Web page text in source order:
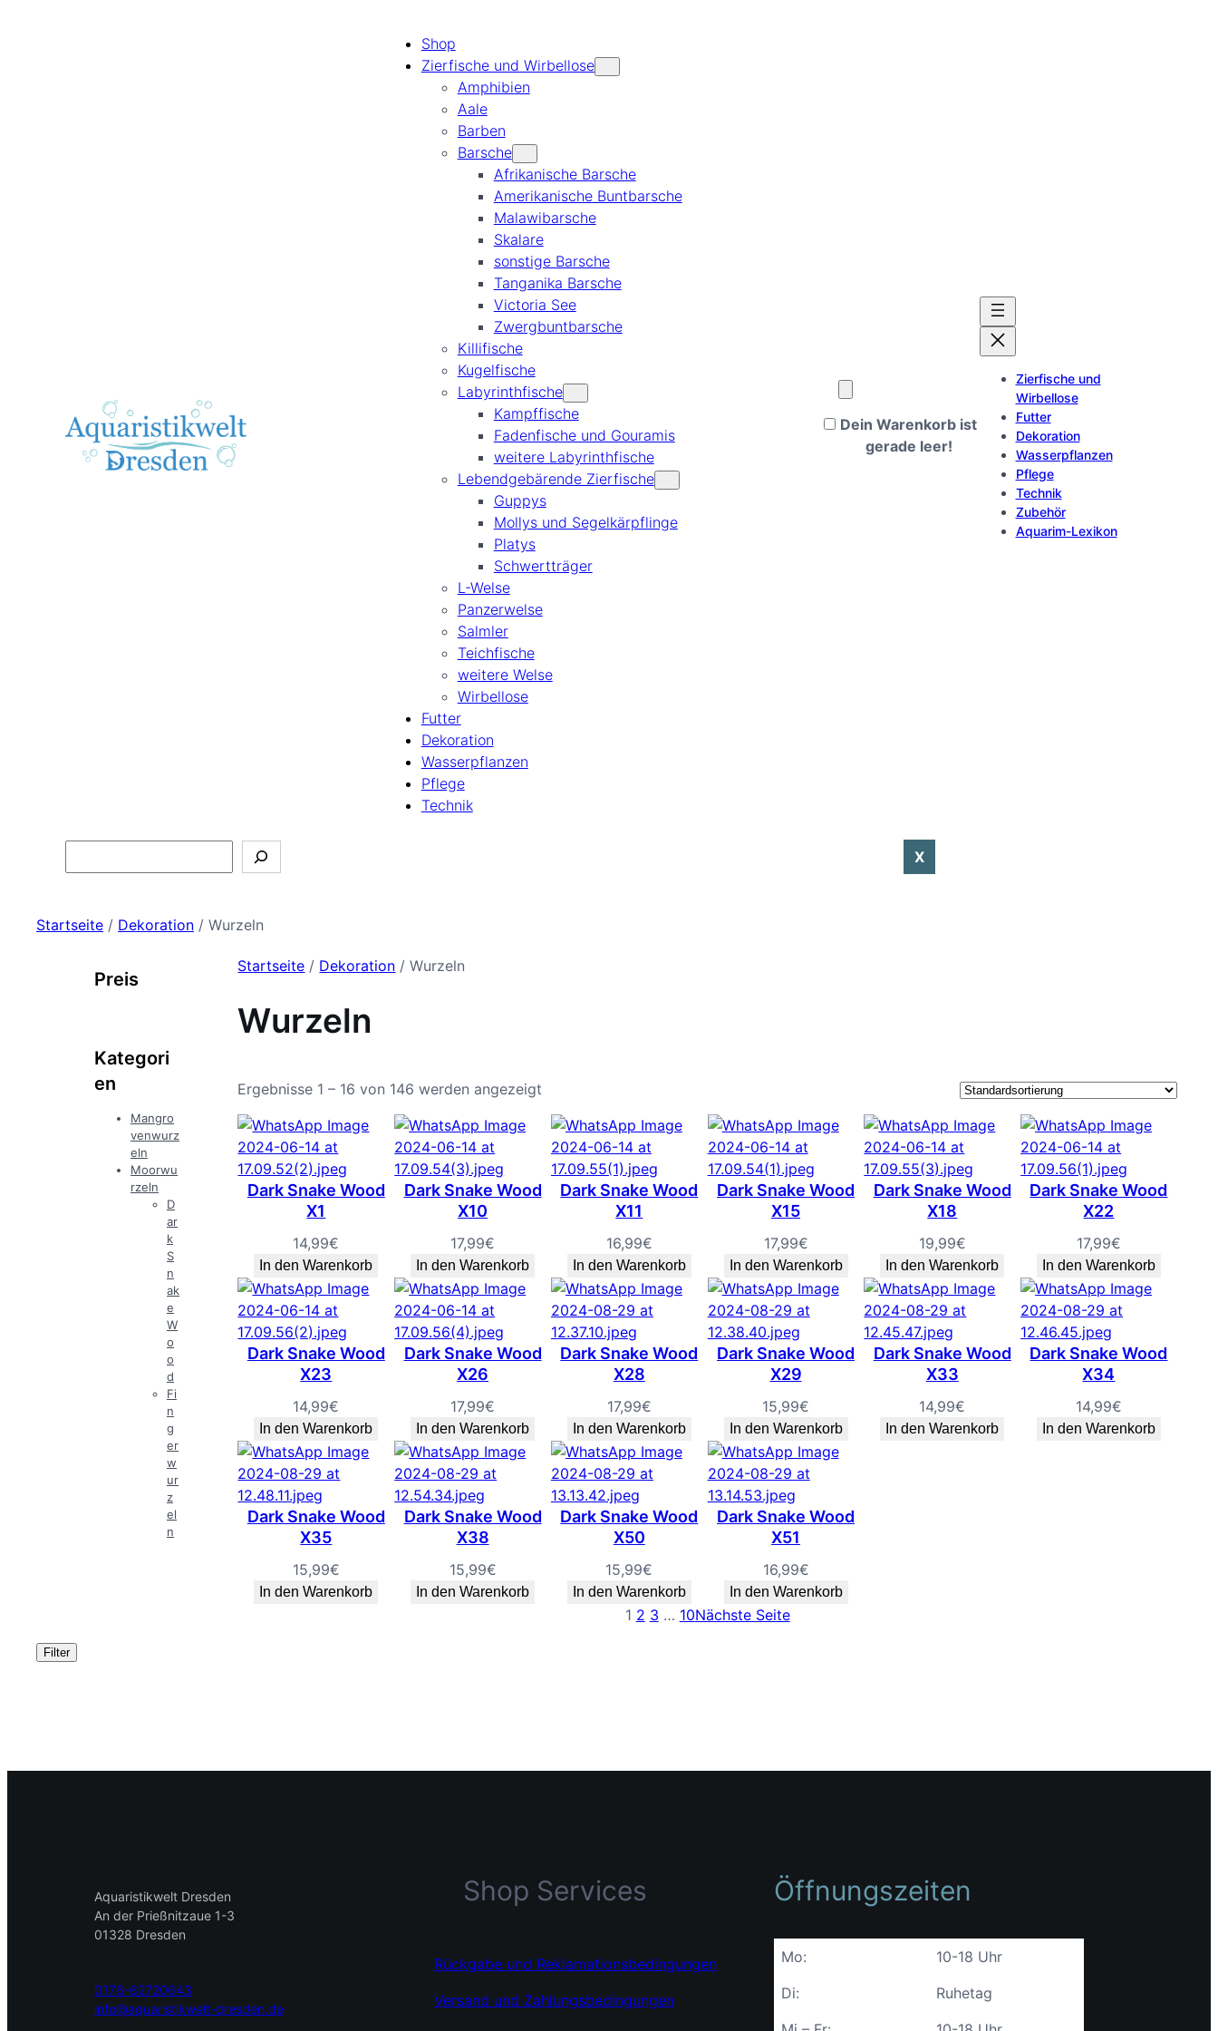
Shop
Zierfische und Wirbellose
Amphibien
Aale
Barben
Barsche
Afrikanische Barsche
Amerikanische Buntbarsche
Malawibarsche
Skalare
sonstige Barsche
Tanganika Barsche
Victoria See
Zwergbuntbarsche
Killifische
Kugelfische
Labyrinthfische
Kampffische
Fadenfische und Gouramis
weitere Labyrinthfische
Lebendgebärende Zierfische
Guppys
Mollys und Segelkärpflinge
Platys
Schwertträger
L-Welse
Panzerwelse
Salmler
Teichfische
weitere Welse
Wirbellose
Futter
Dekoration
Wasserpflanzen
Pflege
Technik
Dein Warenkorb ist
gerade leer!
Zierfische und
Wirbellose
Futter
Dekoration
Wasserpflanzen
Pflege
Technik
Zubehör
Aquarim-Lexikon
X
Startseite / Dekoration / Wurzeln
Preis
Kategori
en
Mangro
venwurz
eln
Moorwu
rzeln
D
ar
k
S
n
ak
e
W
o
o
d
Fi
n
g
er
w
ur
z
el
n
Startseite / Dekoration / Wurzeln
Wurzeln
Ergebnisse 1 – 16 von 146 werden angezeigt
Dark Snake Wood
X1
14,99€
In den Warenkorb
Dark Snake Wood
X10
17,99€
In den Warenkorb
Dark Snake Wood
X11
16,99€
In den Warenkorb
Dark Snake Wood
X15
17,99€
In den Warenkorb
Dark Snake Wood
X18
19,99€
In den Warenkorb
Dark Snake Wood
X22
17,99€
In den Warenkorb
Dark Snake Wood
X23
14,99€
In den Warenkorb
Dark Snake Wood
X26
17,99€
In den Warenkorb
Dark Snake Wood
X28
17,99€
In den Warenkorb
Dark Snake Wood
X29
15,99€
In den Warenkorb
Dark Snake Wood
X33
14,99€
In den Warenkorb
Dark Snake Wood
X34
14,99€
In den Warenkorb
Dark Snake Wood
X35
15,99€
In den Warenkorb
Dark Snake Wood
X38
15,99€
In den Warenkorb
Dark Snake Wood
X50
15,99€
In den Warenkorb
Dark Snake Wood
X51
16,99€
In den Warenkorb
1 2 3 … 10Nächste Seite
Filter
Aquaristikwelt Dresden
An der Prießnitzaue 1-3
01328 Dresden
0176-62720643
info@aquaristikwelt-dresden.de
Shop Services
Rückgabe und Reklamationsbedingungen
Versand und Zahlungsbedingungen
Öffnungszeiten
Mo:
10-18 Uhr
Di:
Ruhetag